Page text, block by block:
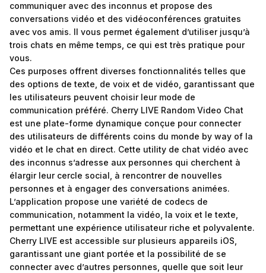
communiquer avec des inconnus et propose des
conversations vidéo et des vidéoconférences gratuites
avec vos amis. Il vous permet également d’utiliser jusqu’à
trois chats en même temps, ce qui est très pratique pour
vous.
Ces purposes offrent diverses fonctionnalités telles que
des options de texte, de voix et de vidéo, garantissant que
les utilisateurs peuvent choisir leur mode de
communication préféré. Cherry LIVE Random Video Chat
est une plate-forme dynamique conçue pour connecter
des utilisateurs de différents coins du monde by way of la
vidéo et le chat en direct. Cette utility de chat vidéo avec
des inconnus s’adresse aux personnes qui cherchent à
élargir leur cercle social, à rencontrer de nouvelles
personnes et à engager des conversations animées.
L’application propose une variété de codecs de
communication, notamment la vidéo, la voix et le texte,
permettant une expérience utilisateur riche et polyvalente.
Cherry LIVE est accessible sur plusieurs appareils iOS,
garantissant une giant portée et la possibilité de se
connecter avec d’autres personnes, quelle que soit leur